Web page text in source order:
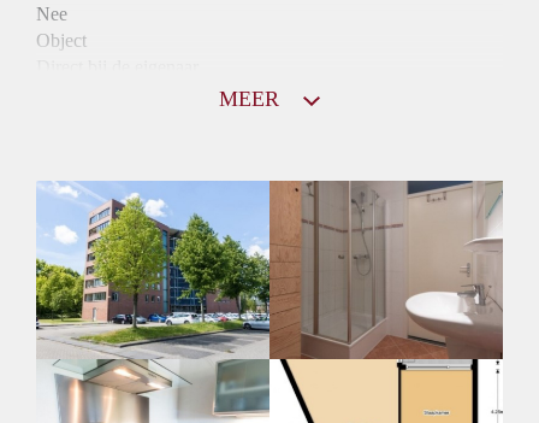
Nee
Object
Huurtoeslag
Niet mogelijk
Inkomen eis
3,1 X Maandhuur Bruto
Huurtermijn
Onbepaalde termijn
Oplevering
Kaal
MEER